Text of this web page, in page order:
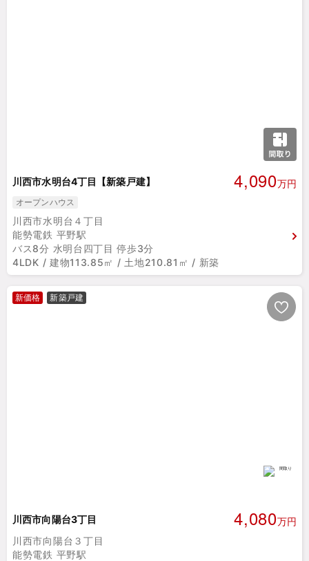
川西市水明台4丁目【新築戸建】 4,090万円
オープンハウス
川西市水明台４丁目
能勢電鉄 平野駅
バス8分 水明台四丁目 停歩3分
4LDK / 建物113.85㎡ / 土地210.81㎡ / 新築
新価格 新築戸建
川西市向陽台3丁目 4,080万円
川西市向陽台３丁目
能勢電鉄 平野駅